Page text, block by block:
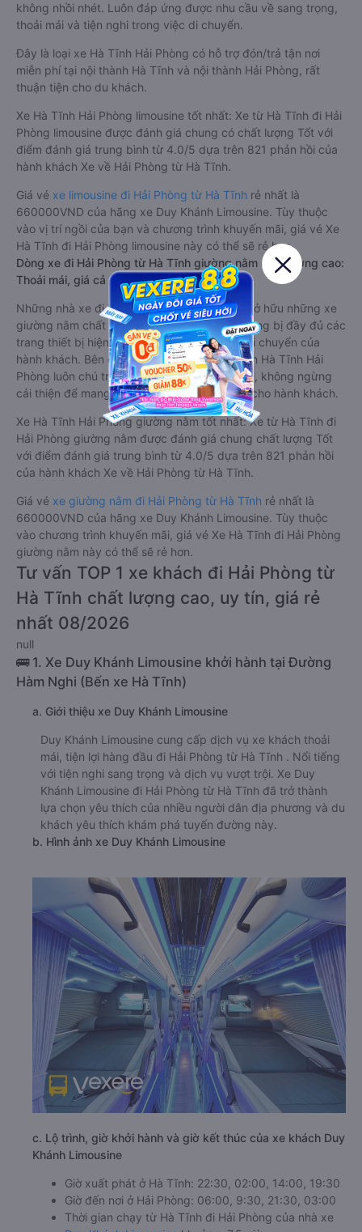
không nhồi nhét. Luôn đáp ứng được nhu cầu về sang trọng,
thoải mái và tiện nghi trong việc di chuyển.
Đây là loại xe Hà Tĩnh Hải Phòng có hỗ trợ đón/trả tận nơi
miễn phí tại nội thành Hà Tĩnh và nội thành Hải Phòng, rất
thuận tiện cho du khách.
Xe Hà Tĩnh Hải Phòng limousine tốt nhất: Xe từ Hà Tĩnh đi Hải
Phòng limousine được đánh giá chung có chất lượng Tốt với
điểm đánh giá trung bình từ 4.0/5 dựa trên 821 phản hồi của
hành khách Xe về Hải Phòng từ Hà Tĩnh.
Giá vé xe limousine đi Hải Phòng từ Hà Tĩnh rẻ nhất là
660000VND của hãng xe Duy Khánh Limousine. Tùy thuộc
vào vị trí ngồi của bạn và chương trình khuyến mãi, giá vé Xe
Hà Tĩnh đi Hải Phòng limousine này có thể sẽ rẻ hơn
Dòng xe đi Hải Phòng từ Hà Tĩnh giường nằm chất lượng cao:
Thoải mái, giá cả tốt nhất
Những nhà xe đi Hải Phòng từ Hà Tĩnh đều sở hữu những xe
giường nằm chất lượng cao. Trên xe được trang bị đầy đủ các
trang thiết bị hiện đại phục vụ cho nhu cầu di chuyển của
hành khách. Bên cạnh đó, các hãng xe khách Hà Tĩnh Hải
Phòng luôn chú trọng đến chất lượng dịch vụ, không ngừng
cải thiện để mang đến trải nghiệm hoàn hảo cho hành khách.
Xe Hà Tĩnh Hải Phòng giường nằm tốt nhất: Xe từ Hà Tĩnh đi
Hải Phòng giường nằm được đánh giá chung chất lượng Tốt
với điểm đánh giá trung bình từ 4.0/5 dựa trên 821 phản hồi
của hành khách Xe về Hải Phòng từ Hà Tĩnh.
Giá vé xe giường nằm đi Hải Phòng từ Hà Tĩnh rẻ nhất là
660000VND của hãng xe Duy Khánh Limousine. Tùy thuộc
vào chương trình khuyến mãi, giá vé Xe Hà Tĩnh đi Hải Phòng
giường nằm này có thể sẽ rẻ hơn.
Tư vấn TOP 1 xe khách đi Hải Phòng từ
Hà Tĩnh chất lượng cao, uy tín, giá rẻ
nhất 08/2026
null
🚌 1. Xe Duy Khánh Limousine khởi hành tại Đường
Hàm Nghi (Bến xe Hà Tĩnh)
a. Giới thiệu xe Duy Khánh Limousine
Duy Khánh Limousine cung cấp dịch vụ xe khách thoải
mái, tiện lợi hàng đầu đi Hải Phòng từ Hà Tĩnh . Nổi tiếng
với tiện nghi sang trọng và dịch vụ vượt trội. Xe Duy
Khánh Limousine đi Hải Phòng từ Hà Tĩnh đã trở thành
lựa chọn yêu thích của nhiều người dân địa phương và du
khách yêu thích khám phá tuyến đường này.
b. Hình ảnh xe Duy Khánh Limousine
c. Lộ trình, giờ khởi hành và giờ kết thúc của xe khách Duy
Khánh Limousine
Giờ xuất phát ở Hà Tĩnh: 22:30, 02:00, 14:00, 19:30
Giờ đến nơi ở Hải Phòng: 06:00, 9:30, 21:30, 03:00
Thời gian chạy từ Hà Tĩnh đi Hải Phòng của nhà xe